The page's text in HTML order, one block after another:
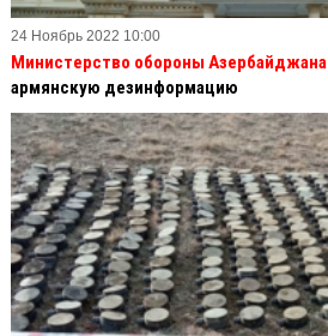
24 Ноябрь 2022 10:00
Министерство обороны Азербайджана
армянскую дезинформацию